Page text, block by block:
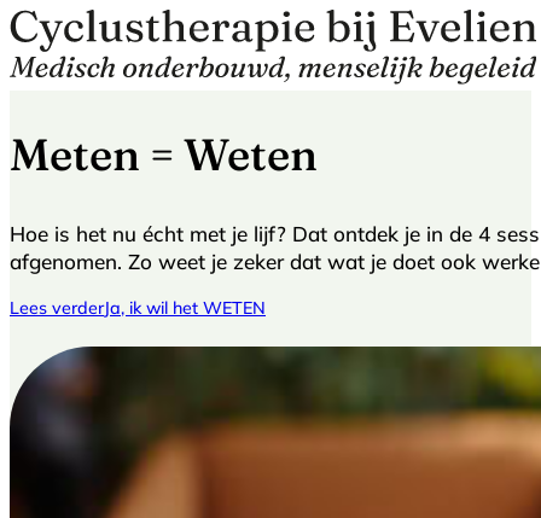
Meten = Weten
Hoe is het nu écht met je lijf? Dat ontdek je in de 4
afgenomen. Zo weet je zeker dat wat je doet ook
Lees verderJa, ik wil het WETEN